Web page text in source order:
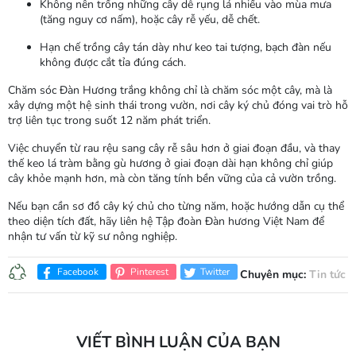
Không nên trồng những cây dễ rụng lá nhiều vào mùa mưa
(tăng nguy cơ nấm), hoặc cây rễ yếu, dễ chết.
Hạn chế trồng cây tán dày như keo tai tượng, bạch đàn nếu
không được cắt tỉa đúng cách.
Chăm sóc Đàn Hương trắng không chỉ là chăm sóc một cây, mà là
xây dựng một hệ sinh thái trong vườn, nơi cây ký chủ đóng vai trò hỗ
trợ liên tục trong suốt 12 năm phát triển.
Việc chuyển từ rau rệu sang cây rễ sâu hơn ở giai đoạn đầu, và thay
thế keo lá tràm bằng gù hương ở giai đoạn dài hạn không chỉ giúp
cây khỏe mạnh hơn, mà còn tăng tính bền vững của cả vườn trồng.
Nếu bạn cần sơ đồ cây ký chủ cho từng năm, hoặc hướng dẫn cụ thể
theo diện tích đất, hãy liên hệ Tập đoàn Đàn hương Việt Nam để
nhận tư vấn từ kỹ sư nông nghiệp.
Facebook Pinterest Twitter Chuyên mục: Tin tức
VIẾT BÌNH LUẬN CỦA BẠN